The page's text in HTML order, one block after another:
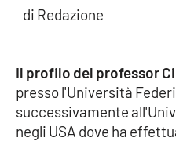
di Redazione
Il profilo del professor
presso l'Università
successivamente
negli USA dove ha